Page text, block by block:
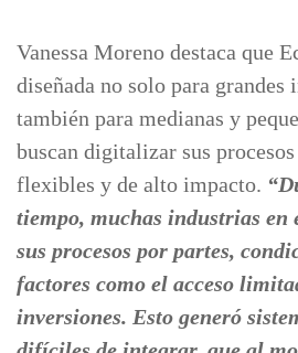
Vanessa Moreno destaca que
diseñada no solo para grandes
también para medianas y
buscan digitalizar sus
flexibles y de alto impacto.
tiempo, muchas industrias en
sus procesos por partes,
factores como el acceso
inversiones. Esto generó